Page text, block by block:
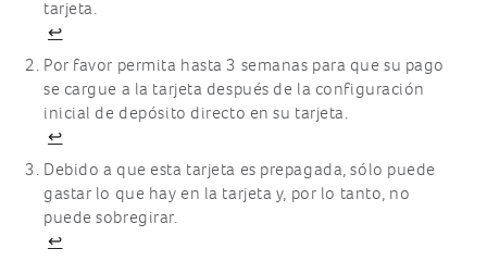
tarjeta.
↩
Por favor permita hasta 3 semanas para que su pago
se cargue a la tarjeta después de la configuración
inicial de depósito directo en su tarjeta.
↩
Debido a que esta tarjeta es prepagada, sólo puede
gastar lo que hay en la tarjeta y, por lo tanto, no
puede sobregirar.
↩